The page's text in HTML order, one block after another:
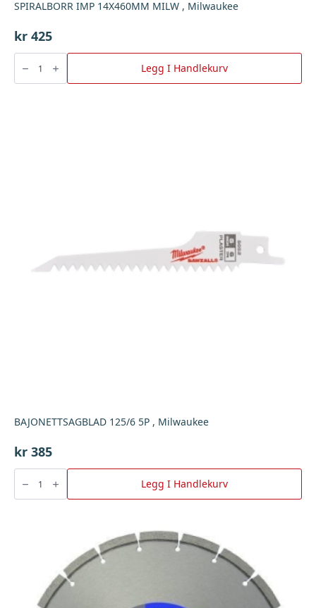
SPIRALBORR IMP 14X460MM MILW , Milwaukee
kr 425
SPIRALBORR
14X460MM
MILW
Legg I Handlekurv
BAJONETTSAGBLAD 125/6 5P , Milwaukee
kr 385
BAJONETTSAGBLAD
5P
,
Legg I Handlekurv